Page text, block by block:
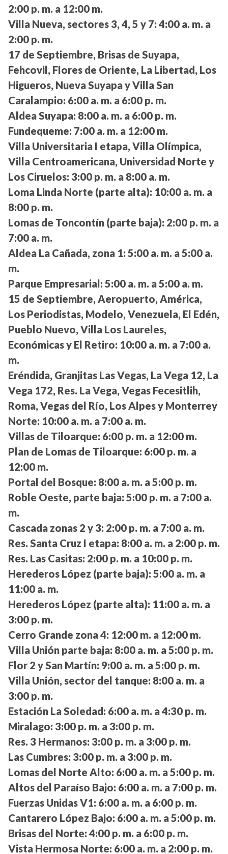
2:00 p. m. a 12:00 m.
Villa Nueva, sectores 3, 4, 5 y 7: 4:00 a. m. a
2:00 p. m.
17 de Septiembre, Brisas de Suyapa,
Fehcovil, Flores de Oriente, La Libertad, Los
Higueros, Nueva Suyapa y Villa San
Caralampio: 6:00 a. m. a 6:00 p. m.
Aldea Suyapa: 8:00 a. m. a 6:00 p. m.
Fundequeme: 7:00 a. m. a 12:00 m.
Villa Universitaria I etapa, Villa Olímpica,
Villa Centroamericana, Universidad Norte y
Los Ciruelos: 3:00 p. m. a 8:00 a. m.
Loma Linda Norte (parte alta): 10:00 a. m. a
8:00 p. m.
Lomas de Toncontín (parte baja): 2:00 p. m. a
7:00 a. m.
Aldea La Cañada, zona 1: 5:00 a. m. a 5:00 a.
m.
Parque Empresarial: 5:00 a. m. a 5:00 a. m.
15 de Septiembre, Aeropuerto, América,
Los Periodistas, Modelo, Venezuela, El Edén,
Pueblo Nuevo, Villa Los Laureles,
Económicas y El Retiro: 10:00 a. m. a 7:00 a.
m.
Eréndida, Granjitas Las Vegas, La Vega 12, La
Vega 172, Res. La Vega, Vegas Fecesitlih,
Roma, Vegas del Río, Los Alpes y Monterrey
Norte: 10:00 a. m. a 7:00 a. m.
Villas de Tiloarque: 6:00 p. m. a 12:00 m.
Plan de Lomas de Tiloarque: 6:00 p. m. a
12:00 m.
Portal del Bosque: 8:00 a. m. a 5:00 p. m.
Roble Oeste, parte baja: 5:00 p. m. a 7:00 a.
m.
Cascada zonas 2 y 3: 2:00 p. m. a 7:00 a. m.
Res. Santa Cruz I etapa: 8:00 a. m. a 2:00 p. m.
Res. Las Casitas: 2:00 p. m. a 10:00 p. m.
Herederos López (parte baja): 5:00 a. m. a
11:00 a. m.
Herederos López (parte alta): 11:00 a. m. a
3:00 p. m.
Cerro Grande zona 4: 12:00 m. a 12:00 m.
Villa Unión parte baja: 8:00 a. m. a 5:00 p. m.
Flor 2 y San Martín: 9:00 a. m. a 5:00 p. m.
Villa Unión, sector del tanque: 8:00 a. m. a
3:00 p. m.
Estación La Soledad: 6:00 a. m. a 4:30 p. m.
Miralago: 3:00 p. m. a 3:00 p. m.
Res. 3 Hermanos: 3:00 p. m. a 3:00 p. m.
Las Cumbres: 3:00 p. m. a 3:00 p. m.
Lomas del Norte Alto: 6:00 a. m. a 5:00 p. m.
Altos del Paraíso Bajo: 6:00 a. m. a 7:00 p. m.
Fuerzas Unidas V1: 6:00 a. m. a 6:00 p. m.
Cantarero López Bajo: 6:00 a. m. a 5:00 p. m.
Brisas del Norte: 4:00 p. m. a 6:00 p. m.
Vista Hermosa Norte: 6:00 a. m. a 2:00 p. m.